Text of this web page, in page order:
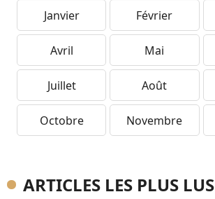
Janvier Février
Avril Mai
Juillet Août
Octobre Novembre
ARTICLES LES PLUS LUS